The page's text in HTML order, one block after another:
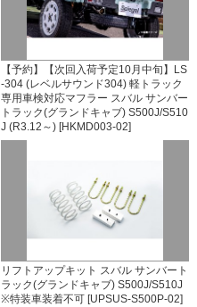
【予約】【次回入荷予定10月中旬】LS
-304 (レベルサウンド304) 軽トラック
専用車検対応マフラー スバル サンバー
トラック(グランドキャブ) S500J/S510
J (R3.12～) [HKMD003-02]
リフトアップキット スバル サンバート
ラック(グランドキャブ) S500J/S510J
※特装車装着不可 [UPSUS-S500P-02]